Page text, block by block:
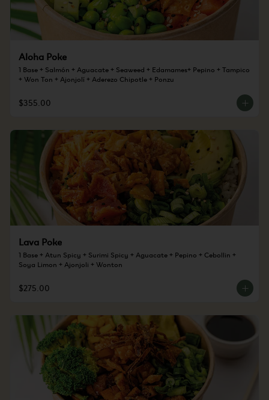
Aloha Poke
1 Base + Salmón + Aguacate + Seaweed + Edamames+ Pepino + Tampico
+ Won Ton + Ajonjolí + Aderezo Chipotle + Ponzu
$355.00
Lava Poke
1 Base + Atun Spicy + Surimi Spicy + Aguacate + Pepino + Cebollin +
Soya Limon + Ajonjoli + Wonton
$275.00